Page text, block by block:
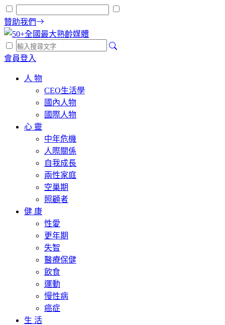
贊助我們
會員登入
人 物
CEO生活學
國內人物
國際人物
心 靈
中年危機
人際關係
自我成長
兩性家庭
空巢期
照顧者
健 康
性愛
更年期
失智
醫療保健
飲食
運動
慢性病
癌症
生 活